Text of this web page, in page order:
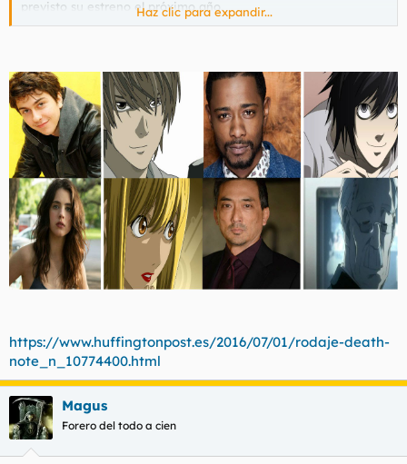
previsto su estreno el próximo año.
"Es un honor trabajar con este gran elenco y espero llevar la
Adam Wingard, a través de un comunicado. "Nuestra visión de
Death Note
siempre ha sido llevar esta cautivante historia a la
pantalla para los seguidores del manga y para presentar a todo
el mundo esta oscura y misteriosa obra maestra. El talento y
diversidad representado en nuestro reparto y en nuestros
equipos de producción y guión reflejan nuestra creencia en
mantenernos fieles al concepto y a la relevancia moral de la
historia; un tema universal que no tiene barreras raciales", ha
afirmado.
Haz clic para expandir...
https://www.huffingtonpost.es/2016/07/01/rodaje-death-
note_n_10774400.html
Magus
Forero del todo a cien